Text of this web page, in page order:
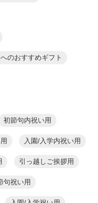
のおすすめギフト
初節句内祝い用
入園/入学内祝い用
引っ越しご挨拶用
句祝い用